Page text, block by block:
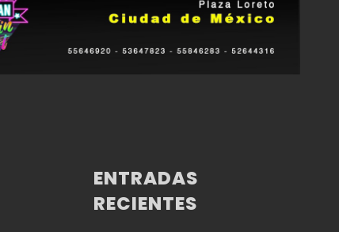
ENTRADAS
RECIENTES